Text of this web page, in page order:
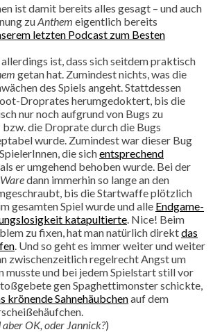
ist damit bereits alles gesagt – und auch
zuAnthem eigentlich bereits
letzten Podcast zum Besten
ist, dass sich seitdem praktisch
getan hat. Zumindest nichts, was die
des Spiels angeht. Stattdessen
Droprates herumgedoktert, bis die
nur noch aufgrund von Bugs zu
die Droprate durch die Bugs
wurde. Zumindest war dieser Bug
die sichentsprechend
, als er umgehend behoben wurde. Bei der
dann immerhin so lange an den
bis die Startwaffe plötzlich
gesamten Spiel wurde und alle Endgame-
katapultierte . Nice! Beim
zu fixen, hat man natürlich direktdas
. Und so geht es immer weiter und weiter
zwischenzeitlich regelrecht Angst um
musste und bei jedem Spielstart still vor
gen Spaghettimonster schickte,
krönende Sahnehäubchenauf dem
OK, oder Jannick?)